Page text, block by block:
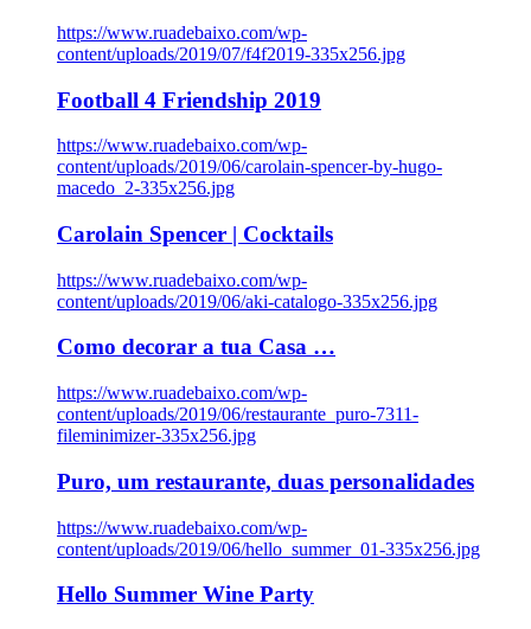
https://www.ruadebaixo.com/wp-
content/uploads/2019/07/f4f2019-335x256.jpg
Football 4 Friendship 2019
https://www.ruadebaixo.com/wp-
content/uploads/2019/06/carolain-spencer-by-hugo-
macedo_2-335x256.jpg
Carolain Spencer | Cocktails
https://www.ruadebaixo.com/wp-
content/uploads/2019/06/aki-catalogo-335x256.jpg
Como decorar a tua Casa …
https://www.ruadebaixo.com/wp-
content/uploads/2019/06/restaurante_puro-7311-
fileminimizer-335x256.jpg
Puro, um restaurante, duas personalidades
https://www.ruadebaixo.com/wp-
content/uploads/2019/06/hello_summer_01-335x256.jpg
Hello Summer Wine Party